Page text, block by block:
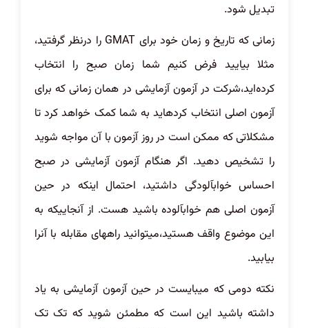
تبدیل شود.
زمانی که تاریخ و زمان خود برای GMAT را درنظر گرفتید،
مثلا بیایید فرض کنیم شما زمان صبح را انتخاب
کرده‌اید،شرکت در آزمون آزمایشی در همان زمانی که برای
آزمون اصلی انتخاب کردهاید به شما کمک خواهد کرد تا
مشکلاتی که ممکن است در روز آزمون با آن مواجه شوید
را تشخیص دهید. اگر هنگام آزمون آزمایشی در صبح
احساس خوابآلودگی داشتید، احتمال اینکه در حین
آزمون اصلی هم خوابآلوده باشید هست. از آنجاییکه به
این موضوع واقف هستید،میتوانید راههای مقابله با آنرا
بیابید.
نکته دومی که میبایست در حین آزمون آزمایشی به یاد
داشته باشید این است که مطمئن شوید که تک تک